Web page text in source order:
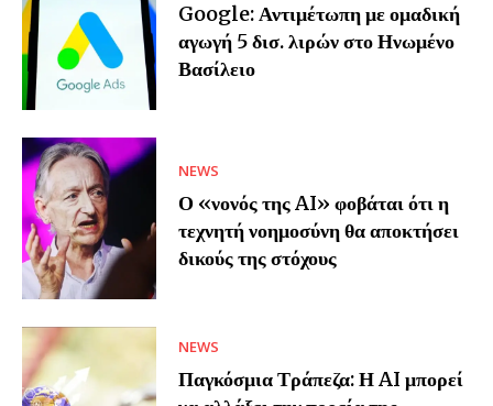
Google: Αντιμέτωπη με ομαδική
αγωγή 5 δισ. λιρών στο Ηνωμένο
Βασίλειο
NEWS
Ο «νονός της AI» φοβάται ότι η
τεχνητή νοημοσύνη θα αποκτήσει
δικούς της στόχους
NEWS
Παγκόσμια Τράπεζα: Η AI μπορεί